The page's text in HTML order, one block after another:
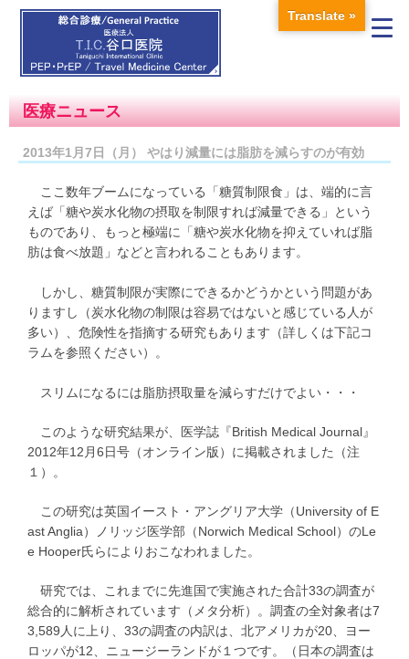
医療ニュース
2013年1月7日（月） やはり減量には脂肪を減らすのが有効
ここ数年ブームになっている「糖質制限食」は、端的に言
えば「糖や炭水化物の摂取を制限すれば減量できる」という
ものであり、もっと極端に「糖や炭水化物を抑えていれば脂
肪は食べ放題」などと言われることもあります。
しかし、糖質制限が実際にできるかどうかという問題があ
りますし（炭水化物の制限は容易ではないと感じている人が
多い）、危険性を指摘する研究もあります（詳しくは下記コ
ラムを参照ください）。
スリムになるには脂肪摂取量を減らすだけでよい・・・
このような研究結果が、医学誌『British Medical Journal』
2012年12月6日号（オンライン版）に掲載されました（注
１）。
この研究は英国イースト・アングリア大学（University of E
ast Anglia）ノリッジ医学部（Norwich Medical School）のLe
e Hooper氏らによりおこなわれました。
研究では、これまでに先進国で実施された合計33の調査が
総合的に解析されています（メタ分析）。調査の全対象者は7
3,589人に上り、33の調査の内訳は、北アメリカが20、ヨー
ロッパが12、ニュージーランドが１つです。（日本の調査は
Translate »